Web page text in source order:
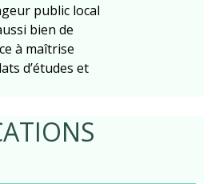
public local
bien de
à maîtrise
d’études et